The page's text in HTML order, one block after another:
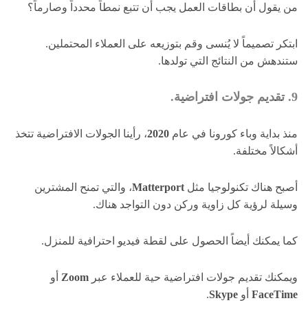
من يقول أن بطاقات العمل يجب أن تتبع نمطاً محدداً وصارماً؟
ابتكر تصميماً لا يُنسى وقم بتوزيعه على العملاء المحتملين.
ستندهش من النتائج التي تولدها.
9. تقديم جولات افتراضية.
منذ بداية وباء كورونا في عام 2020، رأينا الجولات الافتراضية تتخذ
أشكالاً مختلفة.
أصبح هناك تكنولوجيا مثل Matterport، والتي تمنح المشترين
وسيلة لرؤية كل زاوية وركن دون التواجد هناك.
كما يمكنك أيضاً الحصول على لقطة فيديو احترافية للمنزل.
ويمكنك تقديم جولات افتراضية حية للعملاء عبر Zoom أو
FaceTime أو Skype
.